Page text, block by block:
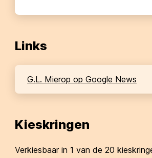
Links
G.L. Mierop op Google News
Kieskringen
Verkiesbaar in1 van de 20